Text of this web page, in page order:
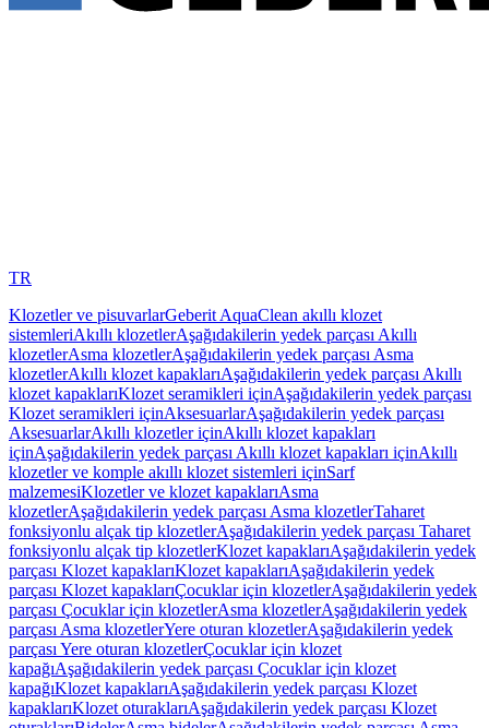
TR
Klozetler ve pisuvarlarGeberit AquaClean akıllı klozet
sistemleriAkıllı klozetlerAşağıdakilerin yedek parçası Akıllı
klozetlerAsma klozetlerAşağıdakilerin yedek parçası Asma
klozetlerAkıllı klozet kapaklarıAşağıdakilerin yedek parçası Akıllı
klozet kapaklarıKlozet seramikleri içinAşağıdakilerin yedek parçası
Klozet seramikleri içinAksesuarlarAşağıdakilerin yedek parçası
AksesuarlarAkıllı klozetler içinAkıllı klozet kapakları
içinAşağıdakilerin yedek parçası Akıllı klozet kapakları içinAkıllı
klozetler ve komple akıllı klozet sistemleri içinSarf
malzemesiKlozetler ve klozet kapaklarıAsma
klozetlerAşağıdakilerin yedek parçası Asma klozetlerTaharet
fonksiyonlu alçak tip klozetlerAşağıdakilerin yedek parçası Taharet
fonksiyonlu alçak tip klozetlerKlozet kapaklarıAşağıdakilerin yedek
parçası Klozet kapaklarıKlozet kapaklarıAşağıdakilerin yedek
parçası Klozet kapaklarıÇocuklar için klozetlerAşağıdakilerin yedek
parçası Çocuklar için klozetlerAsma klozetlerAşağıdakilerin yedek
parçası Asma klozetlerYere oturan klozetlerAşağıdakilerin yedek
parçası Yere oturan klozetlerÇocuklar için klozet
kapağıAşağıdakilerin yedek parçası Çocuklar için klozet
kapağıKlozet kapaklarıAşağıdakilerin yedek parçası Klozet
kapaklarıKlozet oturaklarıAşağıdakilerin yedek parçası Klozet